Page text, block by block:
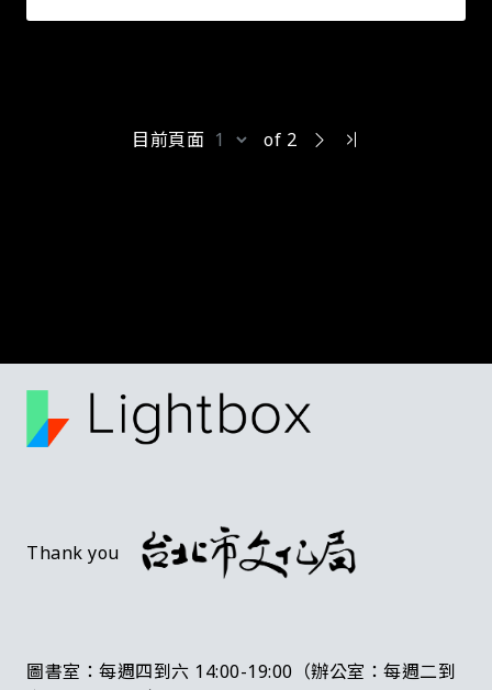
目前頁面 of 2
Thank you
圖書室：每週四到六 14:00-19:00（辦公室：每週二到